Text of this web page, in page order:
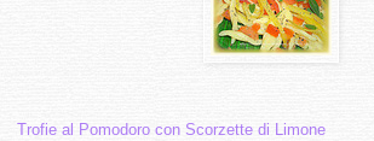
Trofie al Pomodoro con Scorzette di Limone